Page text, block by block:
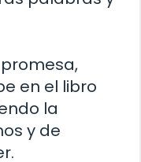
en el libro
la
y de